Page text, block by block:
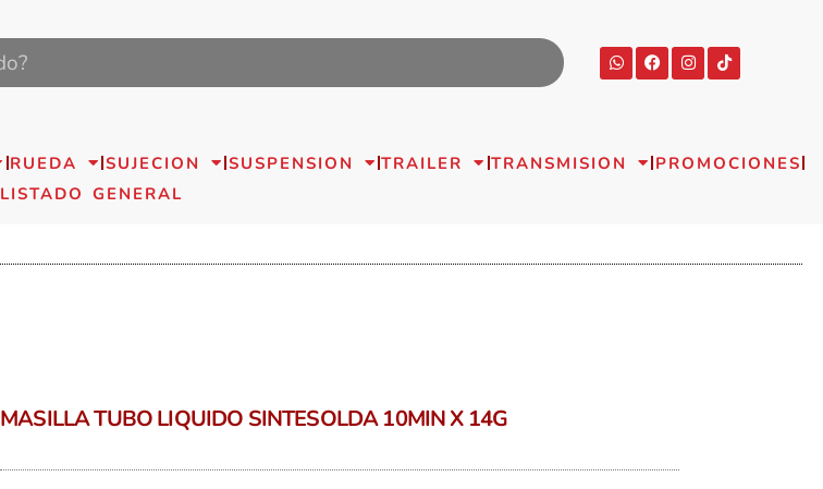
RUEDA SUJECION SUSPENSION TRAILER TRANSMISION
PROMOCIONES
LISTADO GENERAL
MASILLA TUBO LIQUIDO SINTESOLDA 10MIN X 14G